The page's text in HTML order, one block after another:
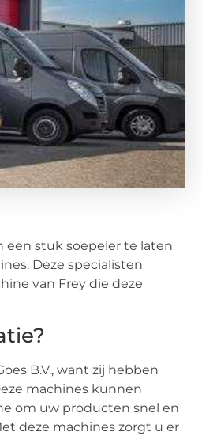
een stuk soepeler te laten
Deze specialisten
van Frey die deze
B.V., want zij hebben
machines kunnen
om uw producten snel en
deze machines zorgt u er